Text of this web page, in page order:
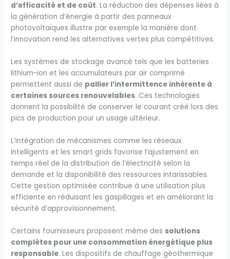
d’efficacité et de coût. La réduction des dépenses liées à
la génération d’énergie à partir des panneaux
photovoltaïques illustre par exemple la manière dont
l’innovation rend les alternatives vertes plus compétitives.
Les systèmes de stockage avancé tels que les batteries
lithium-ion et les accumulateurs par air comprimé
permettent aussi de pallier l’intermittence inhérente à
certaines sources renouvelables. Ces technologies
donnent la possibilité de conserver le courant créé lors des
pics de production pour un usage ultérieur.
L’intégration de mécanismes comme les réseaux
intelligents et les smart grids favorise l’ajustement en
temps réel de la distribution de l’électricité selon la
demande et la disponibilité des ressources intarissables.
Cette gestion optimisée contribue à une utilisation plus
efficiente en réduisant les gaspillages et en améliorant la
sécurité d’approvisionnement.
Certains fournisseurs proposent même des solutions
complètes pour une consommation énergétique plus
responsable. Les dispositifs de chauffage géothermique